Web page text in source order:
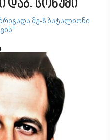
დაბ. სოხუმი
მე-8 ბატალიონი